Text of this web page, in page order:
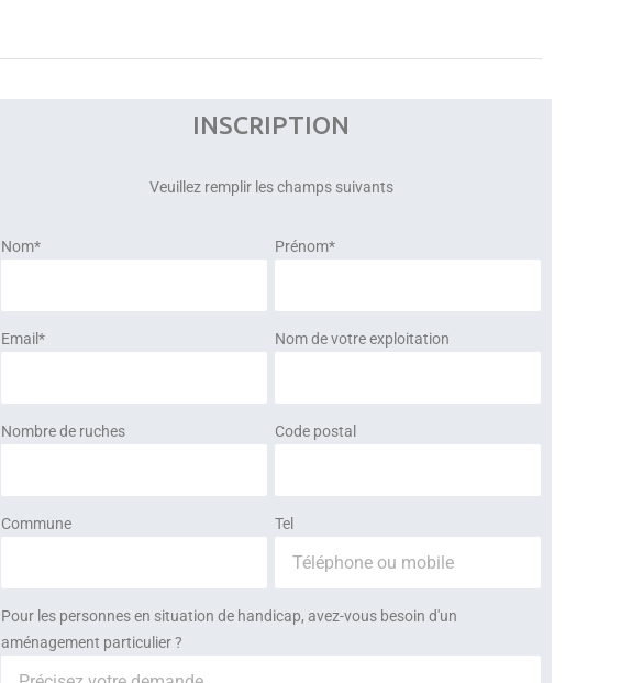
INSCRIPTION
Veuillez remplir les champs suivants
Nom* Prénom*
Email* Nom de votre exploitation
Nombre de ruches Code postal
Commune Tel
Pour les personnes en situation de handicap, avez-vous besoin d'un
aménagement particulier ?